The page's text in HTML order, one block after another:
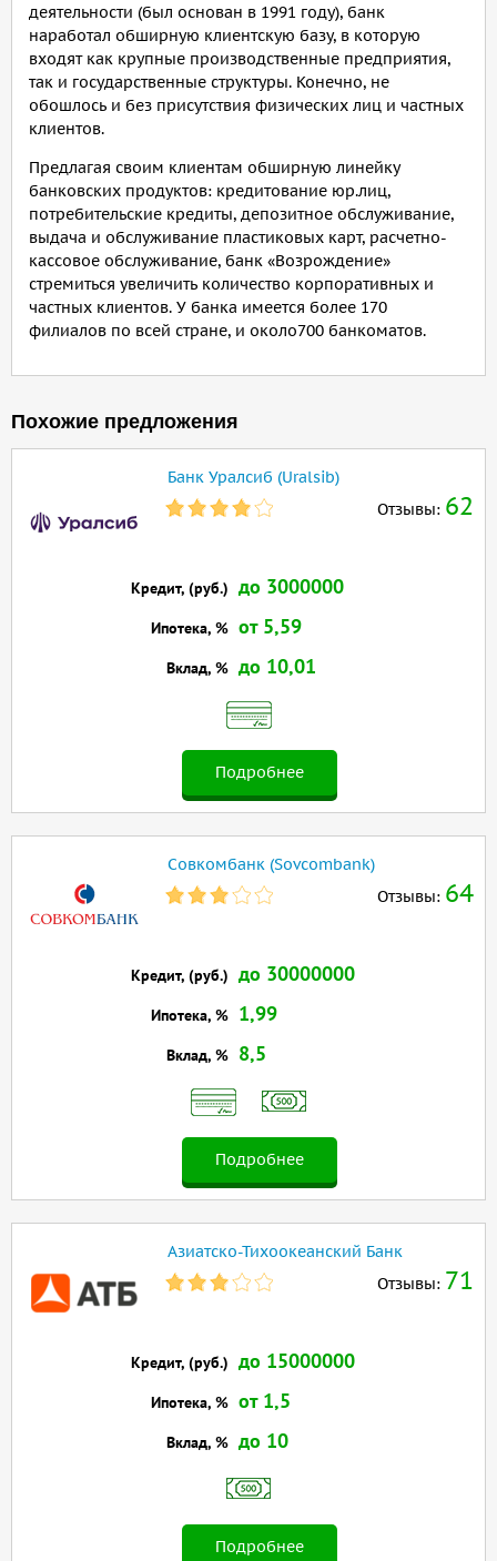
деятельности (был основан в 1991 году), банк
наработал обширную клиентскую базу, в которую
входят как крупные производственные предприятия,
так и государственные структуры. Конечно, не
обошлось и без присутствия физических лиц и частных
клиентов.
Предлагая своим клиентам обширную линейку
банковских продуктов: кредитование юр.лиц,
потребительские кредиты, депозитное обслуживание,
выдача и обслуживание пластиковых карт, расчетно-
кассовое обслуживание, банк «Возрождение»
стремиться увеличить количество корпоративных и
частных клиентов. У банка имеется более 170
филиалов по всей стране, и около700 банкоматов.
Похожие предложения
Банк Уралсиб (Uralsib)
Отзывы: 62
Подробнее
Кредит, (руб.) до 3000000
Ипотека, % от 5,59
Вклад, % до 10,01
Совкомбанк (Sovcombank)
Отзывы: 64
Подробнее
Кредит, (руб.) до 30000000
Ипотека, % 1,99
Вклад, % 8,5
Азиатско-Тихоокеанский Банк
Отзывы: 71
Подробнее
Кредит, (руб.) до 15000000
Ипотека, % от 1,5
Вклад, % до 10